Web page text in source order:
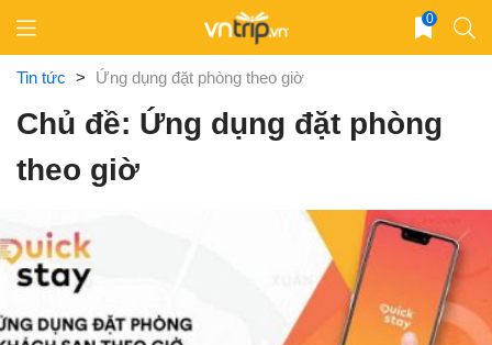
content
0
Tin tức > Ứng dụng đặt phòng theo giờ
Chủ đề: Ứng dụng đặt phòng
theo giờ